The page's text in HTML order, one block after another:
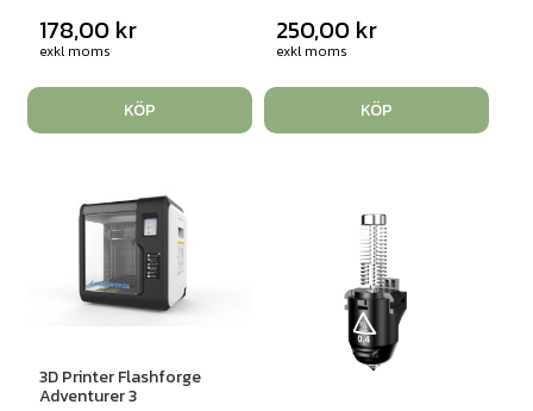
178,00 kr
exkl moms
KÖP
250,00 kr
exkl moms
KÖP
3D Printer Flashforge
Adventurer 3